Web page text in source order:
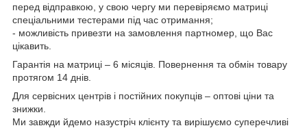
перед відправкою, у свою чергу ми перевіряємо матриці
спеціальними тестерами під час отримання;
- можливість привезти на замовлення партномер, що Вас
цікавить.
Гарантія на матриці – 6 місяців. Повернення та обмін товару
протягом 14 днів.
Для сервісних центрів і постійних покупців – оптові ціни та
знижки.
Ми завжди йдемо назустріч клієнту та вирішуємо суперечливі